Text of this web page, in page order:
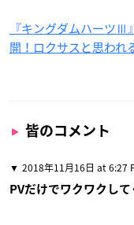
『キングダムハーツ
開！ロクサスと思われ
皆のコメント
2018年11月16日 at 6:27
PVだけでワクワクし